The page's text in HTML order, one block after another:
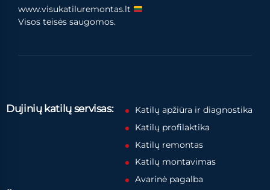
www.visukatiluremontas.lt
Visos teisės saugomos.
Dujinių katilų servisas:
Katilų apžiūra ir diagnostika
Katilų profilaktika
Katilų remontas
Katilų montavimas
Avarinė pagalba